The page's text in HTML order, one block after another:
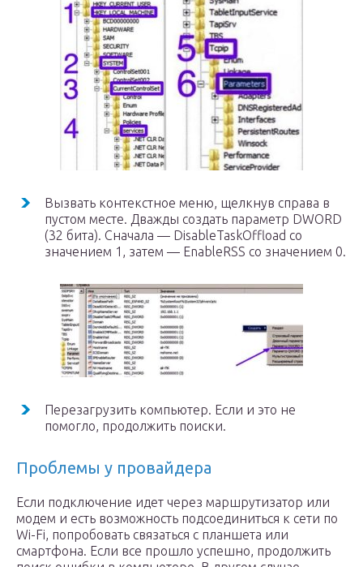
Вызвать контекстное меню, щелкнув справа в
пустом месте. Дважды создать параметр DWORD
(32 бита). Сначала — DisableTaskOffload со
значением 1, затем — EnableRSS со значением 0.
Перезагрузить компьютер. Если и это не
помогло, продолжить поиски.
Проблемы у провайдера
Если подключение идет через маршрутизатор или
модем и есть возможность подсоединиться к сети по
Wi-Fi, попробовать связаться с планшета или
смартфона. Если все прошло успешно, продолжить